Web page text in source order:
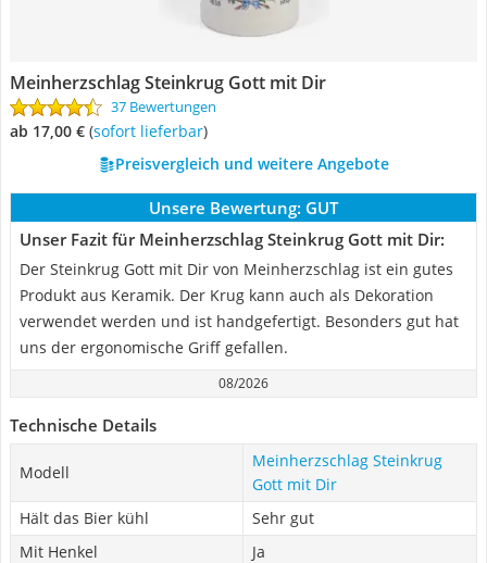
Meinherzschlag Steinkrug Gott mit Dir
37 Bewertungen
ab 17,00 € ( Sofort lieferbar)
Preisvergleich und weitere Angebote
Unsere Bewertung: GUT
Unser Fazit für Meinherzschlag Steinkrug Gott mit Dir:
Der Steinkrug Gott mit Dir von Meinherzschlag ist ein gutes
Produkt aus Keramik. Der Krug kann auch als Dekoration
verwendet werden und ist handgefertigt. Besonders gut hat
uns der ergonomische Griff gefallen.
08/2026
Technische Details
Modell
Meinherzschlag Steinkrug
Gott mit Dir
Hält das Bier kühl
Sehr gut
Mit Henkel
Ja